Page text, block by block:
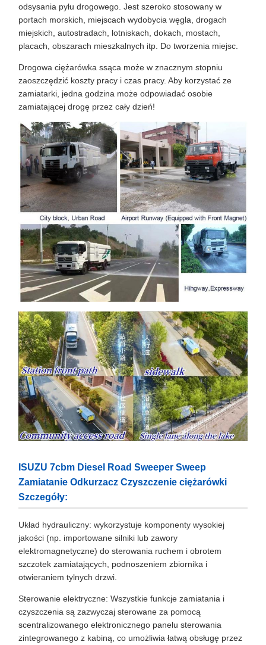
odsysania pyłu drogowego. Jest szeroko stosowany w
portach morskich, miejscach wydobycia węgla, drogach
miejskich, autostradach, lotniskach, dokach, mostach,
placach, obszarach mieszkalnych itp. Do tworzenia miejsc.
Drogowa ciężarówka ssąca może w znacznym stopniu
zaoszczędzić koszty pracy i czas pracy. Aby korzystać ze
zamiatarki, jedna godzina może odpowiadać osobie
zamiatającej drogę przez cały dzień!
ISUZU 7cbm Diesel Road Sweeper Sweep
Zamiatanie Odkurzacz Czyszczenie ciężarówki
Szczegóły:
Układ hydrauliczny: wykorzystuje komponenty wysokiej
jakości (np. importowane silniki lub zawory
elektromagnetyczne) do sterowania ruchem i obrotem
szczotek zamiatających, podnoszeniem zbiornika i
otwieraniem tylnych drzwi.
Sterowanie elektryczne: Wszystkie funkcje zamiatania i
czyszczenia są zazwyczaj sterowane za pomocą
scentralizowanego elektronicznego panelu sterowania
zintegrowanego z kabiną, co umożliwia łatwą obsługę przez